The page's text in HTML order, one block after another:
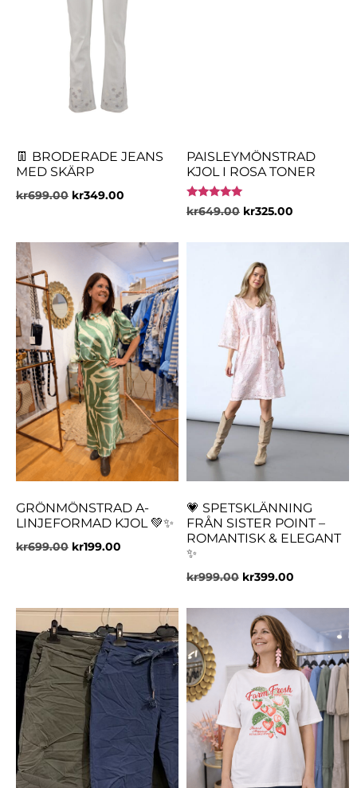
👖 BRODERADE JEANS
MED SKÄRP
kr699.00 kr349.00
PAISLEYMÖNSTRAD
KJOL I ROSA TONER
Betygsatt
5.00
kr649.00 kr325.00
GRÖNMÖNSTRAD A-
LINJEFORMAD KJOL 💚✨
kr699.00 kr199.00
💗 SPETSKLÄNNING
FRÅN SISTER POINT –
ROMANTISK & ELEGANT
✨
kr999.00 kr399.00